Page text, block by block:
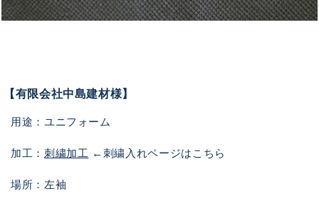
【有限会社中島建材様】
用途：ユニフォーム
加工： 刺繍加工 ←刺繍入れページはこちら
場所：左袖